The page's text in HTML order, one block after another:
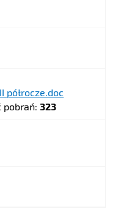
półrocze.doc
pobrań: 323